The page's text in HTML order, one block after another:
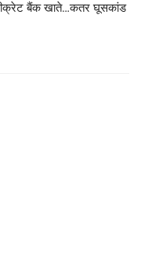
बैंक खाते…कतर घूसकांड